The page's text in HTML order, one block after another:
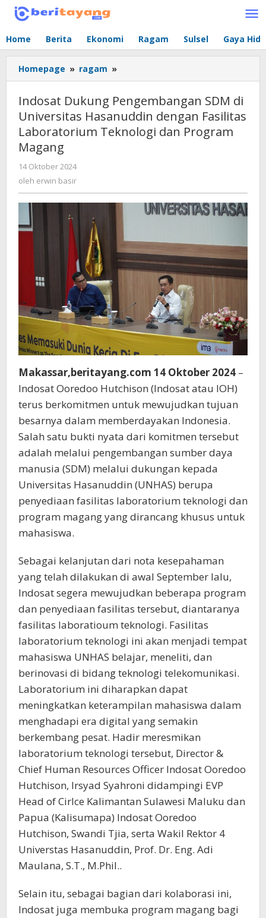
Lewati
Home Berita Ekonomi Ragam Sulsel Gaya
Homepage » ragam »
Dukung
Pengembangan
SDM
di
Universitas
Teknologi
dan
Program
Indosat Dukung Pengembangan SDM di
Universitas Hasanuddin dengan Fasilitas
Laboratorium Teknologi dan Program
Magang
14 Oktober 2024
oleh erwin basir
Makassar,beritayang.com 14 Oktober 2024 –
Indosat Ooredoo Hutchison (Indosat atau IOH)
terus berkomitmen untuk mewujudkan tujuan
besarnya dalam memberdayakan Indonesia.
Salah satu bukti nyata dari komitmen tersebut
adalah melalui pengembangan sumber daya
manusia (SDM) melalui dukungan kepada
Universitas Hasanuddin (UNHAS) berupa
penyediaan fasilitas laboratorium teknologi dan
program magang yang dirancang khusus untuk
mahasiswa.
Sebagai kelanjutan dari nota kesepahaman
yang telah dilakukan di awal September lalu,
Indosat segera mewujudkan beberapa program
dan penyediaan fasilitas tersebut, diantaranya
fasilitas laboratioum teknologi. Fasilitas
laboratorium teknologi ini akan menjadi tempat
mahasiswa UNHAS belajar, meneliti, dan
berinovasi di bidang teknologi telekomunikasi.
Laboratorium ini diharapkan dapat
meningkatkan keterampilan mahasiswa dalam
menghadapi era digital yang semakin
berkembang pesat. Hadir meresmikan
laboratorium teknologi tersebut, Director &
Chief Human Resources Officer Indosat Ooredoo
Hutchison, Irsyad Syahroni didampingi EVP
Head of Cirlce Kalimantan Sulawesi Maluku dan
Papua (Kalisumapa) Indosat Ooredoo
Hutchison, Swandi Tjia, serta Wakil Rektor 4
Universtas Hasanuddin, Prof. Dr. Eng. Adi
Maulana, S.T., M.Phil..
Selain itu, sebagai bagian dari kolaborasi ini,
Indosat juga membuka program magang bagi